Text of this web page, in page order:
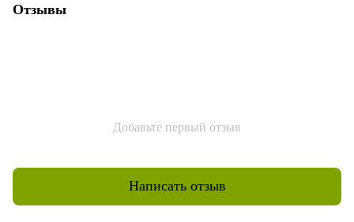
Отзывы
Добавьте первый отзыв
Написать отзыв